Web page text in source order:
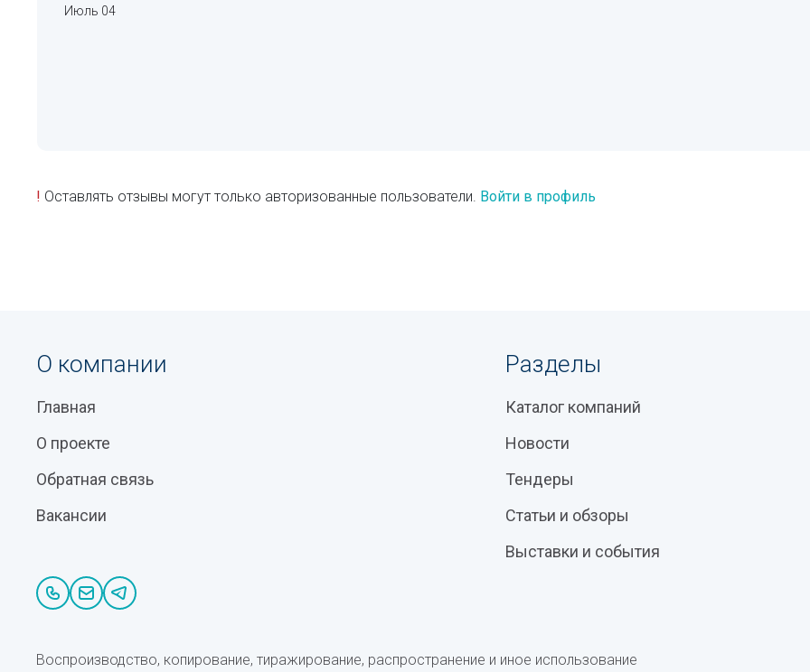
Июль 04
! Оставлять отзывы могут только авторизованные пользователи. Войти в профиль
О компании
Главная
О проекте
Обратная связь
Вакансии
Разделы
Каталог компаний
Новости
Тендеры
Статьи и обзоры
Выставки и события
Воспроизводство, копирование, тиражирование, распространение и иное использование